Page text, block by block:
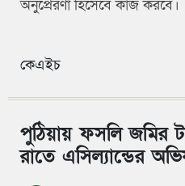
অনুপ্রেরণা হিসেবে কাজ করবে।
কেএইচ
পুঠিয়ায় ফসলি জমির
রাতে এসিল্যান্ডের